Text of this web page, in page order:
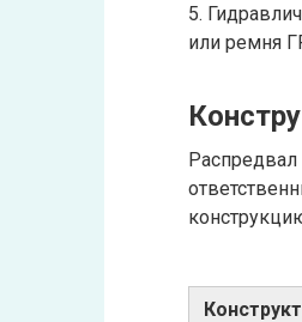
5.
или ремня
Распредвал